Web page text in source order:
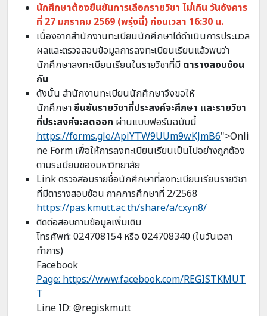
นักศึกษาต้องยืนยันการเลือกรายวิชา ไม่เกิน วันอังคาร
ที่ 27 มกราคม 2569 (พรุ่งนี้) ก่อนเวลา 16:30 น.
เนื่องจากสำนักงานทะเบียนนักศึกษาได้ดำเนินการประมวล
ผลและตรวจสอบข้อมูลการลงทะเบียนเรียนแล้วพบว่า
นักศึกษาลงทะเบียนเรียนในรายวิชาที่มี ตารางสอบซ้อน
กัน
ดังนั้น สำนักงานทะเบียนนักศึกษาจึงขอให้
นักศึกษา ยืนยันรายวิชาที่ประสงค์จะศึกษา และรายวิชา
ที่ประสงค์จะลดออก ผ่านแบบฟอร์มฉบับนี้
https://forms.gle/ApiYTW9UUm9wKJmB6">Onli
ne Form เพื่อให้การลงทะเบียนเรียนเป็นไปอย่างถูกต้อง
ตามระเบียบของมหาวิทยาลัย
Link ตรวจสอบรายชื่อนักศึกษาที่ลงทะเบียนเรียนรายวิชา
ที่มีตารางสอบซ้อน ภาคการศึกษาที่ 2/2568
https://pas.kmutt.ac.th/share/a/cxyn8/
ติดต่อสอบถามข้อมูลเพิ่มเติม
โทรศัพท์: 024708154 หรือ 024708340 (ในวันเวลา
ทำการ)
Facebook
Page: https://www.facebook.com/REGISTKMUT
T
Line ID: @regiskmutt